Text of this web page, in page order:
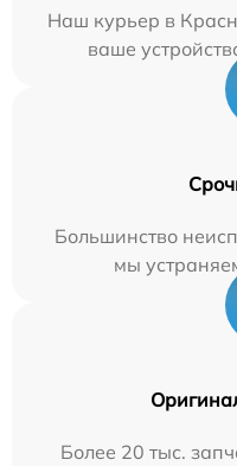
Наш курьер в
ваше
Большинство
мы
Более 20 тыс.